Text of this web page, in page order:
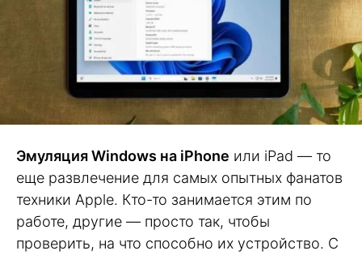
Эмуляция Windows на iPhone или iPad — то
еще развлечение для самых опытных фанатов
техники Apple. Кто-то занимается этим по
работе, другие — просто так, чтобы
проверить, на что способно их устройство. С